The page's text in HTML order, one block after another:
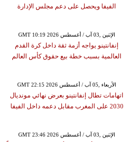
الفيفا ويحصل على دعم مجلس الإدارة
GMT 10:19 2026 الإثنين ,03 آب / أغسطس
إنفانتينو يواجه أزمة ثقة داخل كرة القدم
العالمية بسبب خطة بيع حقوق كأس العالم
GMT 22:15 2026 الأربعاء ,05 آب / أغسطس
اتهامات تطال إنفانتينو بعرض نهائي مونديال
2030 على المغرب مقابل دعمه داخل الفيفا
GMT 23:46 2026 الإثنين ,03 آب / أغسطس